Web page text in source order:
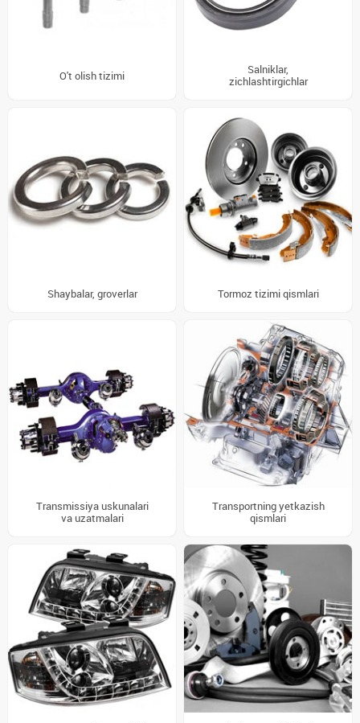
O't olish tizimi
Salniklar,
zichlashtirgichlar
Shaybalar, groverlar Tormoz tizimi qismlari
Transmissiya uskunalari
va uzatmalari
Transportning yetkazish
qismlari